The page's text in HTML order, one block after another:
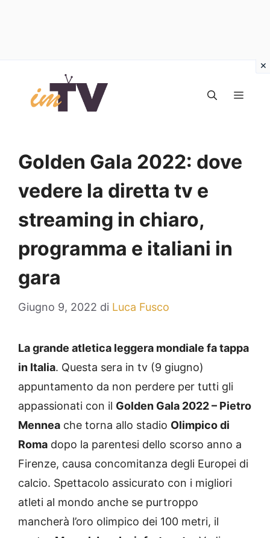
contenuto
Golden Gala 2022: dove
vedere la diretta tv e
streaming in chiaro,
programma e italiani in
gara
Giugno 9, 2022 di Luca Fusco
La grande atletica leggera mondiale fa tappa
in Italia. Questa sera in tv (9 giugno)
appuntamento da non perdere per tutti gli
appassionati con il Golden Gala 2022 – Pietro
Mennea che torna allo stadio Olimpico di
Roma dopo la parentesi dello scorso anno a
Firenze, causa concomitanza degli Europei di
calcio. Spettacolo assicurato con i migliori
atleti al mondo anche se purtroppo
mancherà l’oro olimpico dei 100 metri, il